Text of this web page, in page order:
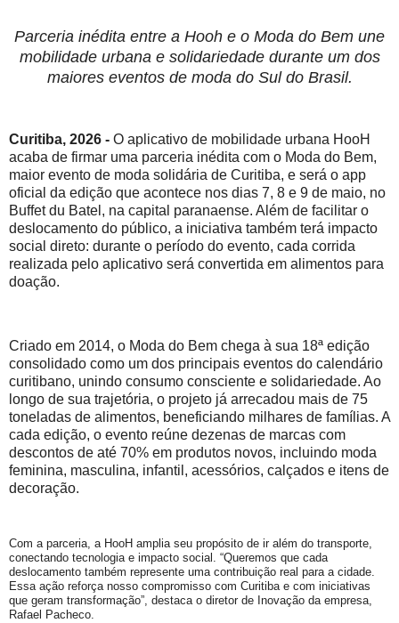
Parceria inédita entre a Hooh e o Moda do Bem une
mobilidade urbana e solidariedade durante um dos
maiores eventos de moda do Sul do Brasil.
Curitiba, 2026 - O aplicativo de mobilidade urbana HooH
acaba de firmar uma parceria inédita com o Moda do Bem,
maior evento de moda solidária de Curitiba, e será o app
oficial da edição que acontece nos dias 7, 8 e 9 de maio, no
Buffet du Batel, na capital paranaense. Além de facilitar o
deslocamento do público, a iniciativa também terá impacto
social direto: durante o período do evento, cada corrida
realizada pelo aplicativo será convertida em alimentos para
doação.
Criado em 2014, o Moda do Bem chega à sua 18ª edição
consolidado como um dos principais eventos do calendário
curitibano, unindo consumo consciente e solidariedade. Ao
longo de sua trajetória, o projeto já arrecadou mais de 75
toneladas de alimentos, beneficiando milhares de famílias. A
cada edição, o evento reúne dezenas de marcas com
descontos de até 70% em produtos novos, incluindo moda
feminina, masculina, infantil, acessórios, calçados e itens de
decoração.
Com a parceria, a HooH amplia seu propósito de ir além do transporte,
conectando tecnologia e impacto social. “Queremos que cada
deslocamento também represente uma contribuição real para a cidade.
Essa ação reforça nosso compromisso com Curitiba e com iniciativas
que geram transformação”, destaca o diretor de Inovação da empresa,
Rafael Pacheco.